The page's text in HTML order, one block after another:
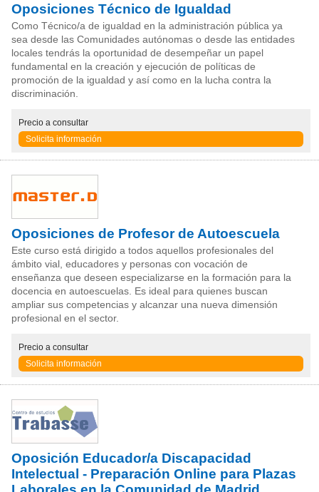
Oposiciones Técnico de Igualdad
Como Técnico/a de igualdad en la administración pública ya
sea desde las Comunidades autónomas o desde las entidades
locales tendrás la oportunidad de desempeñar un papel
fundamental en la creación y ejecución de políticas de
promoción de la igualdad y así como en la lucha contra la
discriminación.
Precio a consultar
Solicita información
Oposiciones de Profesor de Autoescuela
Este curso está dirigido a todos aquellos profesionales del
ámbito vial, educadores y personas con vocación de
enseñanza que deseen especializarse en la formación para la
docencia en autoescuelas. Es ideal para quienes buscan
ampliar sus competencias y alcanzar una nueva dimensión
profesional en el sector.
Precio a consultar
Solicita información
Oposición Educador/a Discapacidad
Intelectual - Preparación Online para Plazas